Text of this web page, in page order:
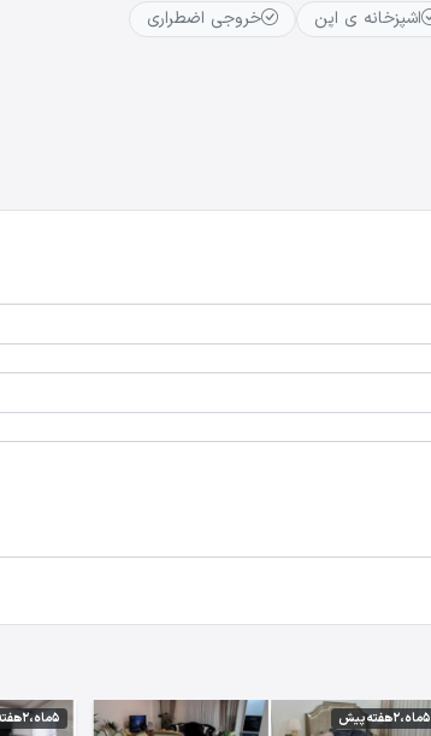
اشپزخانه ی اپن خروجی اضطراری
5 ماه،2 هفته پیش 5 ماه،2 هفته پیش